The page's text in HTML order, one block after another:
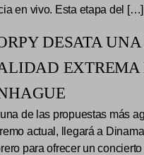
en vivo. Esta etapa del […]
DESATA
EXTREMA
de las propuestas más
actual, llegará a
para ofrecer un